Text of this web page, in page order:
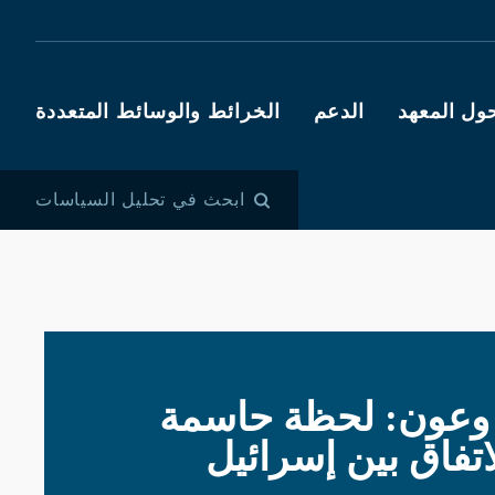
المعهد الدعم الخرائط والوسائط المتعددة
ابحث في تحليل السياسات
وعون: لحظة حاسمة
بين إسرائيل